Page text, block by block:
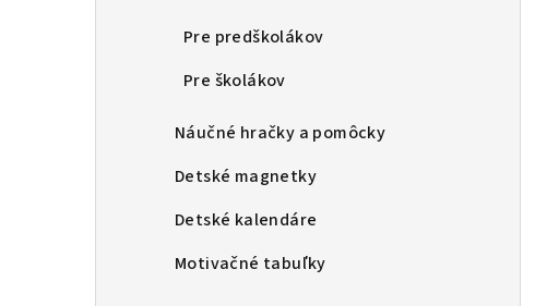
Pre predškolákov
Pre školákov
Náučné hračky a pomôcky
Detské magnetky
Detské kalendáre
Motivačné tabuľky